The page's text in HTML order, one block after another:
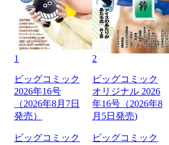
1
ビッグコミック
2026年16号
（2026年8月7日
発売）
ビッグコミック
2
ビッグコミック
オリジナル 2026
年16号（2026年8
月5日発売)
ビッグコミック